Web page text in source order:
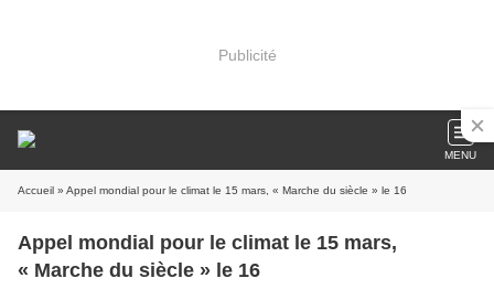
Publicité
MENU
Accueil » Appel mondial pour le climat le 15 mars, « Marche du siècle » le 16
Appel mondial pour le climat le 15 mars,
« Marche du siècle » le 16